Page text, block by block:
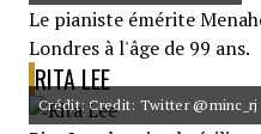
Le pianiste émérite
Londres à l'âge de 99 ans.
RITA LEE
Crédit: Credit: Twitter @minc_rj